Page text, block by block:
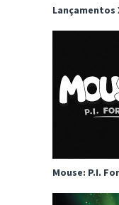
Lançamentos
Mouse: P.I.